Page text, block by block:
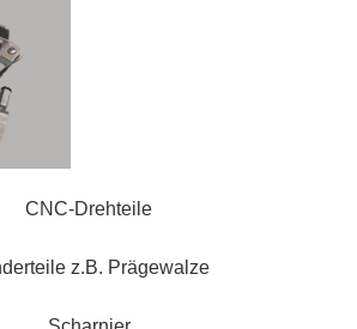
CNC-Drehteile
z.B. Prägewalze